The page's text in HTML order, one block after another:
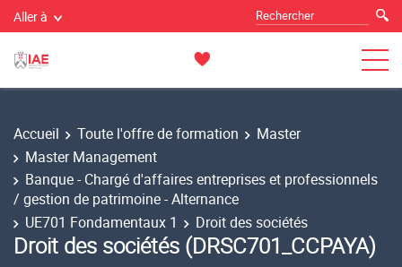
Aller à
Accueil Toute l'offre de formation
Master
Master Management
Banque - Chargé d'affaires entreprises et professionnels
/ gestion de patrimoine - Alternance
UE701 Fondamentaux 1
Droit des sociétés
Droit des sociétés (DRSC701_CCPAYA)